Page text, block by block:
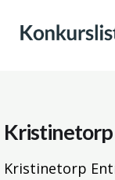
Kristinetorp